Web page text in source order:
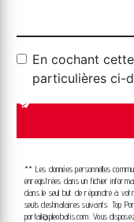
En cochant
particulières ci-
** Les données personnelles
enregistrées dans un fichier
dans le seul but de répondre à
seuls destinataires suivants: Top
portail@pleobatis.com. Vous